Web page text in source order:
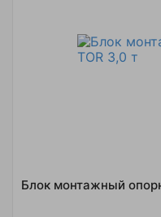
Блок монтажный